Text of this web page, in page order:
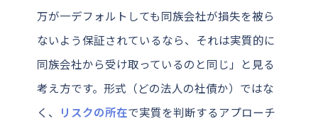
万が一デフォルトしても同族会社が損失を被ら
ないよう保証されているなら、それは実質的に
同族会社から受け取っているのと同じ」と見る
考え方です。形式（どの法人の社債か）ではな
く、
リスクの所在で実質を判断するアプローチ